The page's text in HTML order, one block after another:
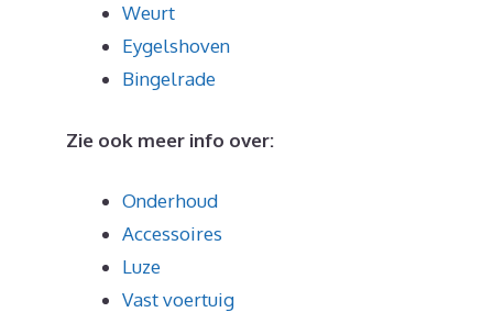
Weurt
Eygelshoven
Bingelrade
Zie ook meer info over:
Onderhoud
Accessoires
Luze
Vast voertuig